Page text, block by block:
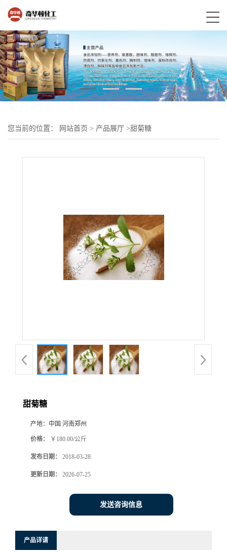
您当前的位置： 网站首页 > 产品展厅 >甜菊糖
甜菊糖
产地： 中国 河南郑州
价格： ￥180.00/公斤
发布日期： 2018-03-28
更新日期： 2026-07-25
发送咨询信息
产品详请